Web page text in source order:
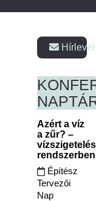
Azért a víz
a zűr? –
Építész
Tervezői
Nap